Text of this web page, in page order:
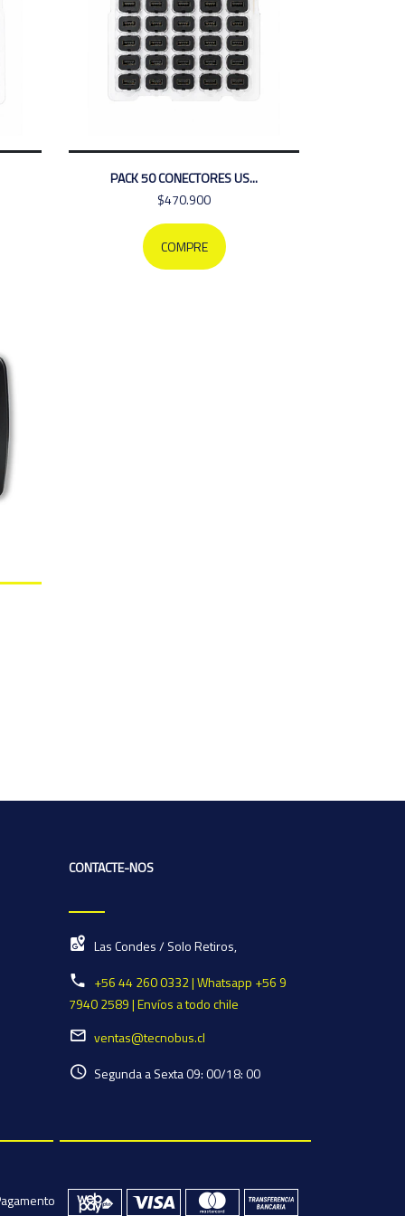
PACK 50 CONECTORES US...
$470.900
COMPRE
CONTACTE-NOS
Las Condes / Solo Retiros,
+56 44 260 0332 | Whatsapp +56 9
7940 2589 | Envíos a todo chile
ventas@tecnobus.cl
Segunda a Sexta 09: 00/18: 00